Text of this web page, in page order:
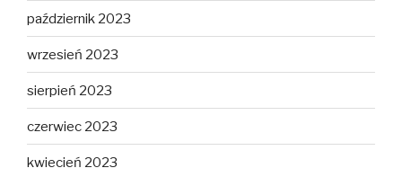
październik 2023
wrzesień 2023
sierpień 2023
czerwiec 2023
kwiecień 2023